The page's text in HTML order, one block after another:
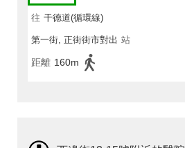
往 干德道(循環線)
第一街, 正街街市對出 站
距離 160m